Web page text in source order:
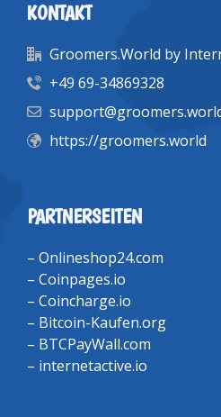
KONTAKT
Groomers.World by
+49 69-34869328
https://groomers.world
PARTNERSEITEN
– Onlineshop24.com
– Coinpages.io
– Coincharge.io
– Bitcoin-Kaufen.org
– BTCPayWall.com
– internetactive.io